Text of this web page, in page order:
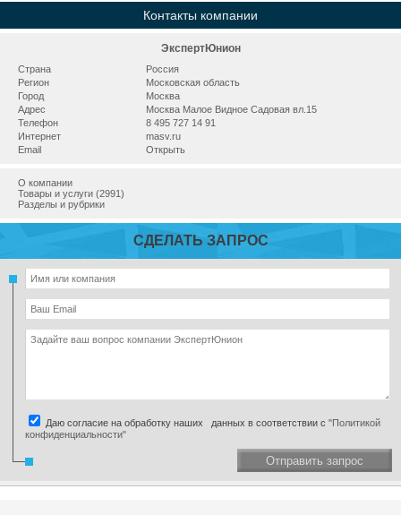
Контакты компании
ЭкспертЮнион
Страна
Россия
Регион
Московская область
Город
Москва
Адрес
Москва Малое Видное Садовая вл.15
Телефон
8 495 727 14 91
Интернет
masv.ru
Email
Открыть
О компании
Товары и услуги (2991)
Разделы и рубрики
СДЕЛАТЬ ЗАПРОС
Даю согласие на обработку наших данных в соответствии с "Политикой
конфиденциальности"
Отправить запрос